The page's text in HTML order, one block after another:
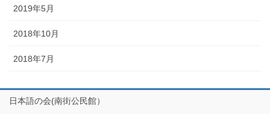
2019年5月
2018年10月
2018年7月
日本語の会(南街公民館）